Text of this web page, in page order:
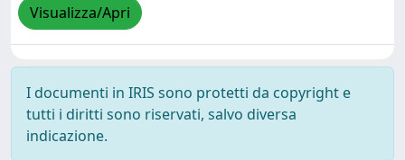
Visualizza/Apri
I documenti in IRIS sono protetti da copyright e
tutti i diritti sono riservati, salvo diversa
indicazione.